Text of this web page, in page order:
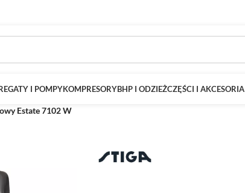
I POMPYKOMPRESORYBHP I ODZIEŻCZĘŚCI I AKCESORIA
Estate 7102 W